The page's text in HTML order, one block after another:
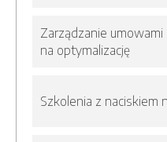
Zarządzanie
na optymalizację
Szkolenia z naciskiem